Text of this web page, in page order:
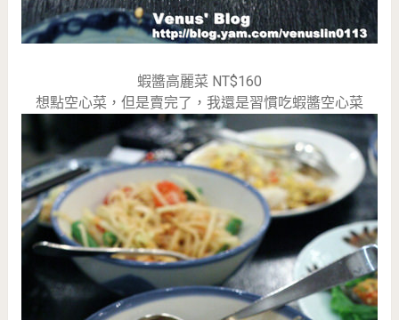
蝦醬高麗菜 NT$160
想點空心菜，但是賣完了，我還是習慣吃蝦醬空心菜